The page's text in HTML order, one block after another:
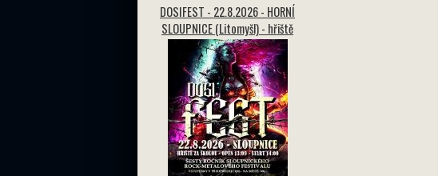
DOSIFEST - 22.8.2026 - HORNÍ
SLOUPNICE (Litomyšl) - hřiště